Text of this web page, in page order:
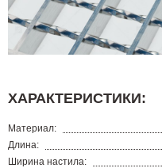
ХАРАКТЕРИСТИКИ:
Материал:
Длина:
Ширина настила: